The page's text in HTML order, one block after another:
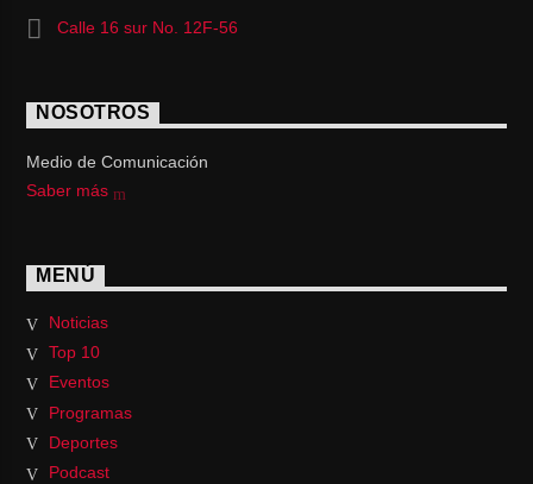
Calle 16 sur No. 12F-56
NOSOTROS
Medio de Comunicación
Saber más
MENÚ
Noticias
Top 10
Eventos
Programas
Deportes
Podcast